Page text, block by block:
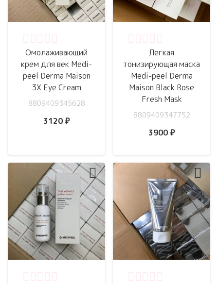
Омолаживающий
крем для век Medi-
peel Derma Maison
3X Eye Cream
8809409345628
3120 ₽
Легкая
тонизирующая маска
Medi-peel Derma
Maison Black Rose
Fresh Mask
8809409347752
3900 ₽